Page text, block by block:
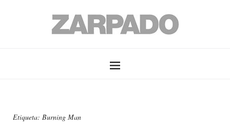
Etiqueta: Burning Man